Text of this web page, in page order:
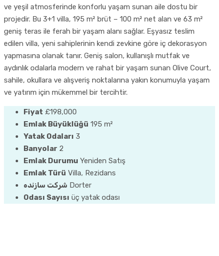
ve yeşil atmosferinde konforlu yaşam sunan aile dostu bir
projedir. Bu 3+1 villa, 195 m² brüt – 100 m² net alan ve 63 m²
geniş teras ile ferah bir yaşam alanı sağlar. Eşyasız teslim
edilen villa, yeni sahiplerinin kendi zevkine göre iç dekorasyon
yapmasına olanak tanır. Geniş salon, kullanışlı mutfak ve
aydınlık odalarla modern ve rahat bir yaşam sunan Olive Court,
sahile, okullara ve alışveriş noktalarına yakın konumuyla yaşam
ve yatırım için mükemmel bir tercihtir.
Fiyat £198,000
Emlak Büyüklüğü 195 m²
Yatak Odaları 3
Banyolar 2
Emlak Durumu Yeniden Satış
Emlak Türü Villa, Rezidans
شرکت سازنده Dorter
Odası Sayısı üç yatak odası